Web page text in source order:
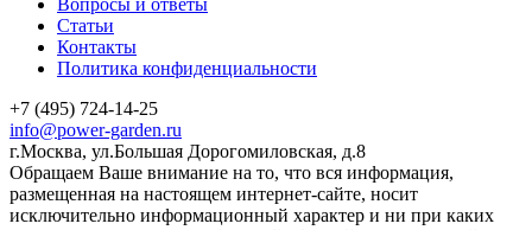
Вопросы и ответы
Статьи
Контакты
Политика конфиденциальности
+7 (495) 724-14-25
info@power-garden.ru
г.Москва, ул.Большая Дорогомиловская, д.8
Обращаем Ваше внимание на то, что вся информация,
размещенная на настоящем интернет-сайте, носит
исключительно информационный характер и ни при каких